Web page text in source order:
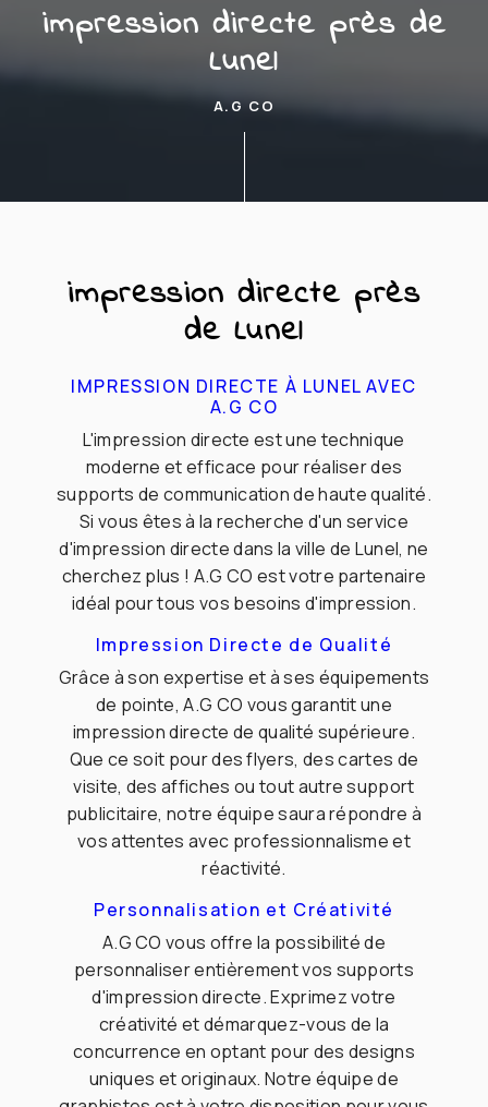
impression directe près de
Lunel
A.G CO
impression directe près
de Lunel
IMPRESSION DIRECTE À LUNEL AVEC
A.G CO
L'impression directe est une technique
moderne et efficace pour réaliser des
supports de communication de haute qualité.
Si vous êtes à la recherche d'un service
d'impression directe dans la ville de Lunel, ne
cherchez plus ! A.G CO est votre partenaire
idéal pour tous vos besoins d'impression.
Impression Directe de Qualité
Grâce à son expertise et à ses équipements
de pointe, A.G CO vous garantit une
impression directe de qualité supérieure.
Que ce soit pour des flyers, des cartes de
visite, des affiches ou tout autre support
publicitaire, notre équipe saura répondre à
vos attentes avec professionnalisme et
réactivité.
Personnalisation et Créativité
A.G CO vous offre la possibilité de
personnaliser entièrement vos supports
d'impression directe. Exprimez votre
créativité et démarquez-vous de la
concurrence en optant pour des designs
uniques et originaux. Notre équipe de